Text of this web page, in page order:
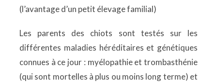
(l’avantage d’un petit élevage familial)
Les parents des chiots sont testés sur les
différentes maladies héréditaires et génétiques
connues à ce jour : myélopathie et trombasthénie
(qui sont mortelles à plus ou moins long terme) et